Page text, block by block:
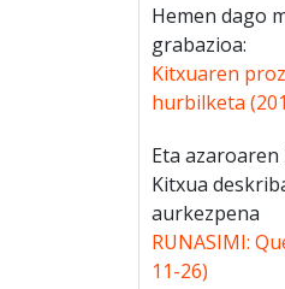
Hemen dago
grabazioa:
Kitxuaren
hurbilketa
Eta
Kitxua
aurkezpena
RUNASIMI:
11-26)